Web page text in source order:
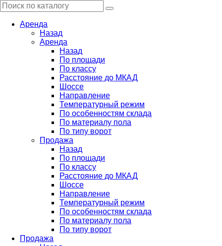
Аренда
Назад
Аренда
Назад
По площади
По классу
Расстояние до МКАД
Шоссе
Направление
Температурный режим
По особенностям склада
По материалу пола
По типу ворот
Продажа
Назад
По площади
По классу
Расстояние до МКАД
Шоссе
Направление
Температурный режим
По особенностям склада
По материалу пола
По типу ворот
Продажа